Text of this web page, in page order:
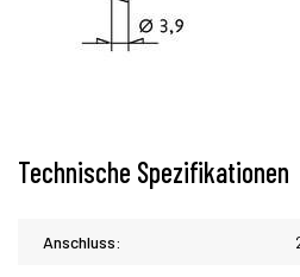
Technische Spezifikationen
Anschluss: